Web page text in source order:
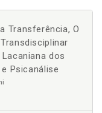
Transferência, O
dos
Psicanálise